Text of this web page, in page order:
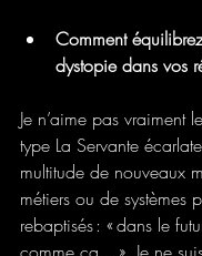
Comment
dystopie dans vos
Je n’aime pas vraiment
type La Servante
multitude de nouveaux
métiers ou de systèmes
rebaptisés : « dans le